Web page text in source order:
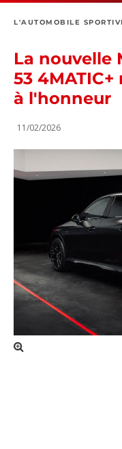
L'AUTOMOBILE
La nouvelle
53
à l'honneur
11/02/2026